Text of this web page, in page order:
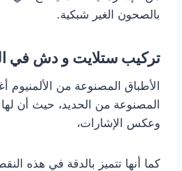
بالصحون الغير شبكية.
تركيب ستلايت و دش في
الأطباق المصنوعة من
المصنوعة من الحديد، حيث أن
وعكس الإشارات،
كما أنها تتميز بالدقة في هذه